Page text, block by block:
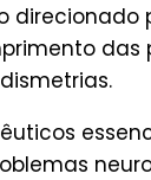
direcionado
das